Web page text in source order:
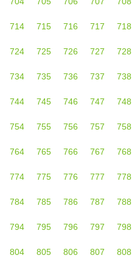
714 715 716 717 718
724 725 726 727 728
734 735 736 737 738
744 745 746 747 748
754 755 756 757 758
764 765 766 767 768
774 775 776 777 778
784 785 786 787 788
794 795 796 797 798
804 805 806 807 808